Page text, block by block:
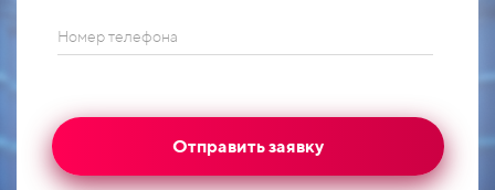
Номер телефона
Отправить заявку